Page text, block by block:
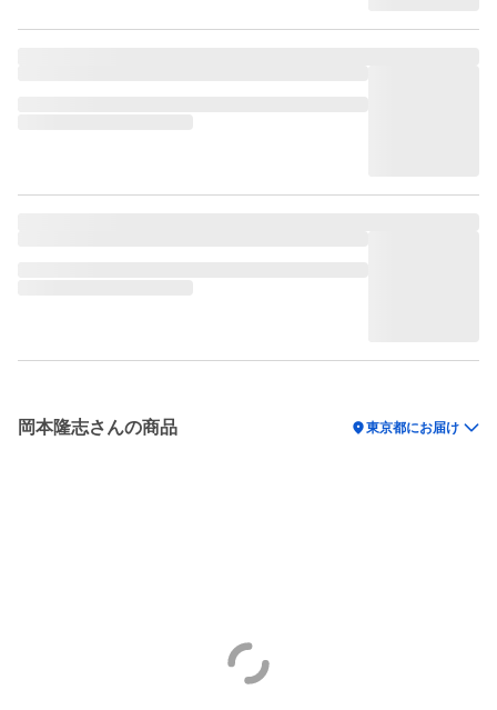
岡本隆志さんの商品 location_on東京都にお届け